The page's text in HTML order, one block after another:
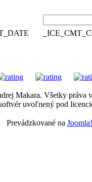
Makara. Všetky práva
uvoľnený pod
Prevádzkované na Joomla!